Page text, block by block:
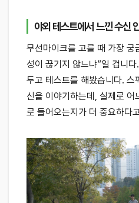
야외 테스트에서 느낀 수신
무선마이크를 고를 때 가장 궁
성이 끊기지 않느냐”일 겁니
두고 테스트를 해봤습니다.
신을 이야기하는데, 실제로 어
로 들어오는지가 더 중요하다